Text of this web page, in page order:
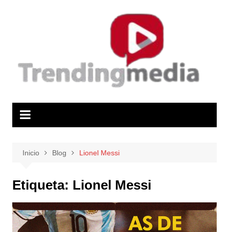
Inicio Blog Lionel Messi
Etiqueta: Lionel Messi